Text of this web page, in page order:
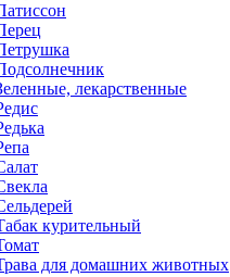
лекарственные
курительный
для домашних животных